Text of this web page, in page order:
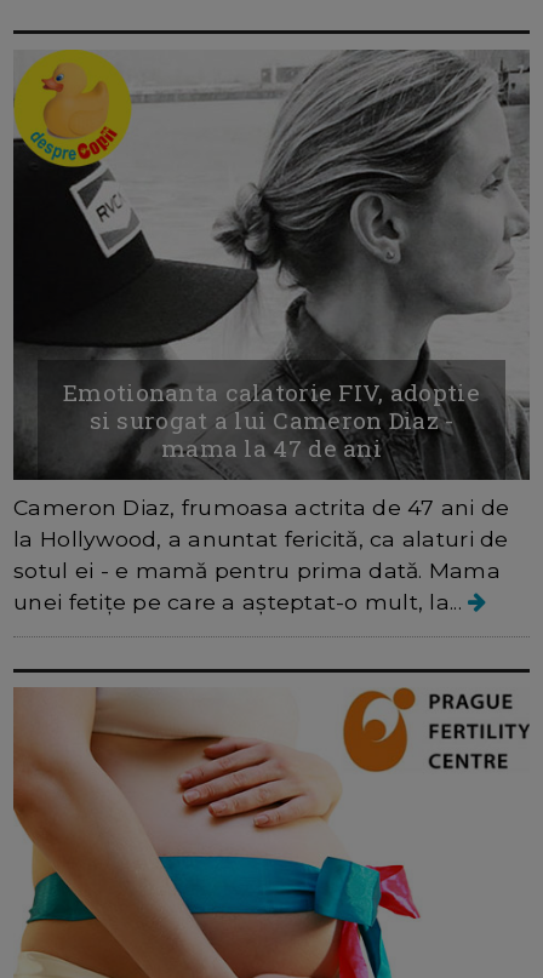
Emotionanta calatorie FIV, adoptie
si surogat a lui Cameron Diaz -
mama la 47 de ani
Cameron Diaz, frumoasa actrita de 47 ani de
la Hollywood, a anuntat fericită, ca alaturi de
sotul ei - e mamă pentru prima dată. Mama
unei fetițe pe care a așteptat-o mult, la...